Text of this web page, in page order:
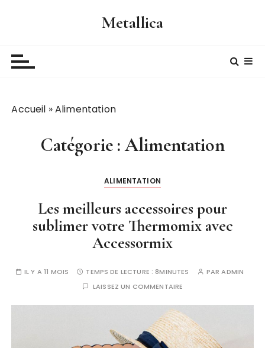
Metallica
Accueil »Alimentation
Catégorie :Alimentation
ALIMENTATION
Les meilleurs accessoires pour
sublimer votre Thermomix avec
Accessormix
IL Y A 11 MOIS TEMPS DE LECTURE :8MINUTES PARADMIN
LAISSEZ UN COMMENTAIRE